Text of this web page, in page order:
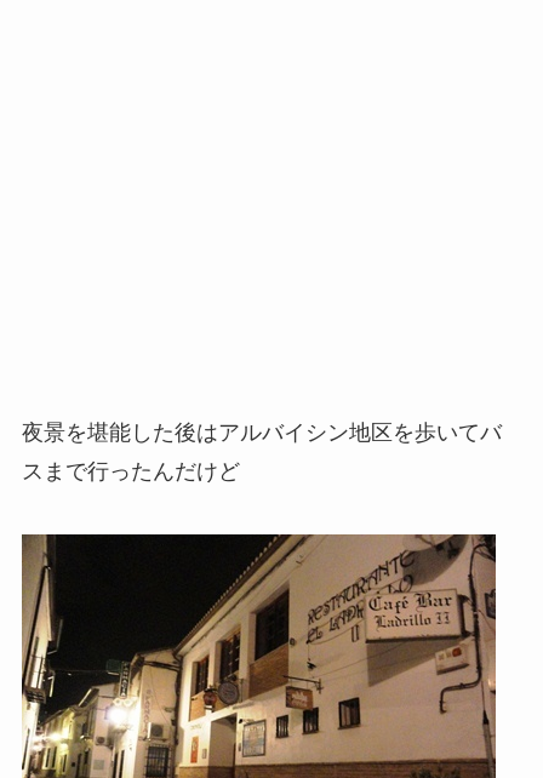
夜景を堪能した後はアルバイシン地区を歩いてバ
スまで行ったんだけど